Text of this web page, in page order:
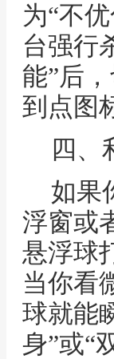
为“不
台强行
能”后
到点图
四、
如果
浮窗或
悬浮球
当你看
球就能
身”或“